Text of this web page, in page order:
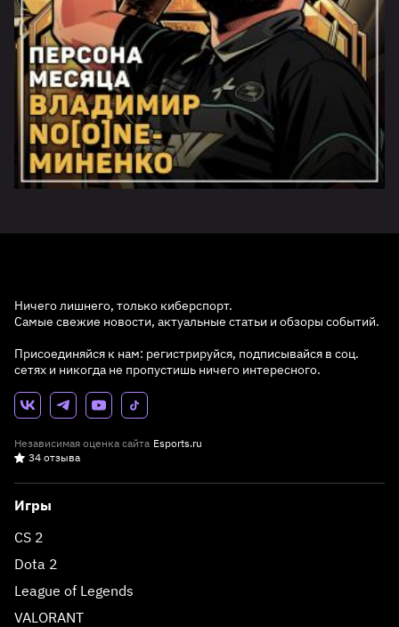
Ничего лишнего, только киберспорт.
Самые свежие новости, актуальные статьи и обзоры событий.
Присоединяйся к нам: регистрируйся, подписывайся в соц.
сетях и никогда не пропустишь ничего интересного.
Независимая оценка сайта Esports.ru
34 отзыва
Игры
CS 2
Dota 2
League of Legends
VALORANT